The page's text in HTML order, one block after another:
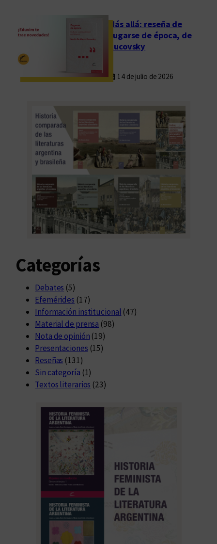
i
Más allá: reseña de
Fugarse de época, de
Rucovsky
14 de julio de 2026
Categorías
Debates (5)
Efemérides (17)
Información institucional (47)
Material de prensa (98)
Nota de opinión (19)
Presentaciones (15)
Reseñas (131)
Sin categoría (1)
Textos literarios (23)